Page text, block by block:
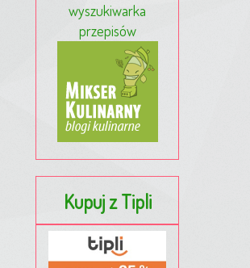
wyszukiwarka
przepisów
Kupuj z Tipli